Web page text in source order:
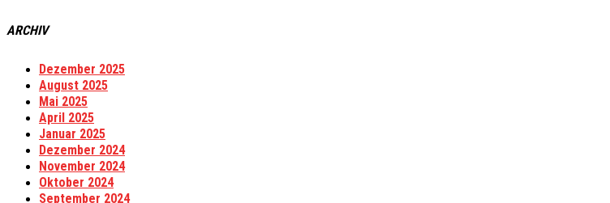
ARCHIV
Dezember 2025
August 2025
Mai 2025
April 2025
Januar 2025
Dezember 2024
November 2024
Oktober 2024
September 2024